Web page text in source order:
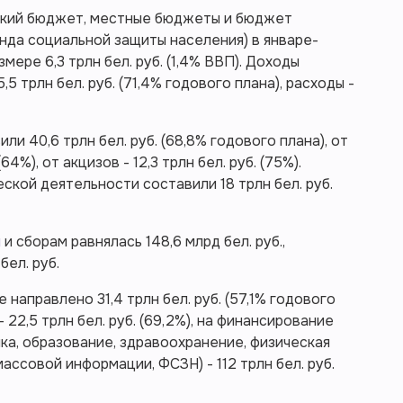
бюджет, местные бюджеты и бюджет
социальной защиты населения) в январе-
6,3 трлн бел. руб. (1,4% ВВП). Доходы
трлн бел. руб. (71,4% годового плана), расходы -
40,6 трлн бел. руб. (68,8% годового плана), от
от акцизов - 12,3 трлн бел. руб. (75%).
деятельности составили 18 трлн бел. руб.
и сборам равнялась 148,6 млрд бел. руб.,
руб.
31,4 трлн бел. руб. (57,1% годового
22,5 трлн бел. руб. (69,2%), на финансирование
образование, здравоохранение, физическая
информации, ФСЗН) - 112 трлн бел. руб.